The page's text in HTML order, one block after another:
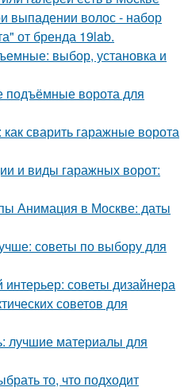
выпадении волос - набор
от бренда 19lab.
выбор, установка и
подъёмные ворота для
сварить гаражные ворота
и виды гаражных ворот:
Анимация в Москве: даты
советы по выбору для
интерьер: советы дизайнера
советов для
лучшие материалы для
то, что подходит